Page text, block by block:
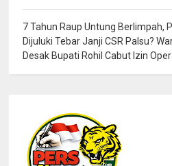
7 Tahun Raup Untung Berlimpah,
Dijuluki Tebar Janji CSR Palsu?
Desak Bupati Rohil Cabut Izin